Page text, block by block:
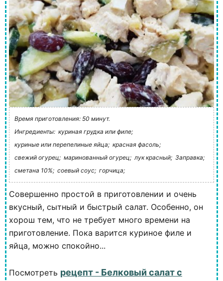
Время приготовления: 50 минут.
Ингредиенты: куриная грудка или филе;
куриные или перепелиные яйца; красная фасоль;
свежий огурец; маринованный огурец; лук красный; Заправка;
сметана 10%; соевый соус; горчица;
Совершенно простой в приготовлении и очень
вкусный, сытный и быстрый салат. Особенно, он
хорош тем, что не требует много времени на
приготовление. Пока варится куриное филе и
яйца, можно спокойно...
Посмотреть рецепт - Белковый салат с